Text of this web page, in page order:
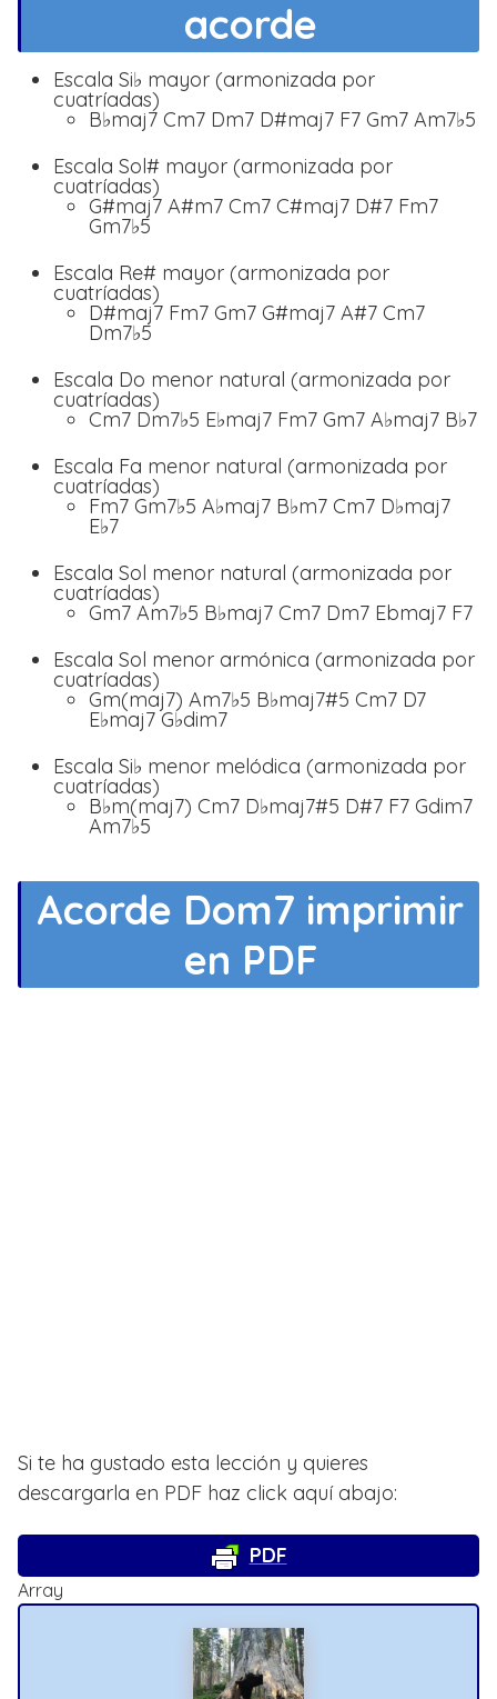
acorde
Escala Si♭ mayor (armonizada por
cuatríadas)
B♭maj7 Cm7 Dm7 D#maj7 F7 Gm7 Am7♭5
Escala Sol# mayor (armonizada por
cuatríadas)
G#maj7 A#m7 Cm7 C#maj7 D#7 Fm7
Gm7♭5
Escala Re# mayor (armonizada por
cuatríadas)
D#maj7 Fm7 Gm7 G#maj7 A#7 Cm7
Dm7♭5
Escala Do menor natural (armonizada por
cuatríadas)
Cm7 Dm7♭5 E♭maj7 Fm7 Gm7 A♭maj7 B♭7
Escala Fa menor natural (armonizada por
cuatríadas)
Fm7 Gm7♭5 A♭maj7 B♭m7 Cm7 D♭maj7
E♭7
Escala Sol menor natural (armonizada por
cuatríadas)
Gm7 Am7♭5 B♭maj7 Cm7 Dm7 Ebmaj7 F7
Escala Sol menor armónica (armonizada por
cuatríadas)
Gm(maj7) Am7♭5 B♭maj7#5 Cm7 D7
E♭maj7 G♭dim7
Escala Si♭ menor melódica (armonizada por
cuatríadas)
B♭m(maj7) Cm7 D♭maj7#5 D#7 F7 Gdim7
Am7♭5
Acorde Dom7 imprimir
en PDF
Si te ha gustado esta lección y quieres
descargarla en PDF haz click aquí abajo:
PDF
Array